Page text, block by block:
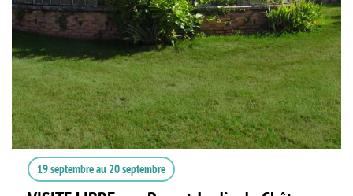
19 septembreau 20 septembre